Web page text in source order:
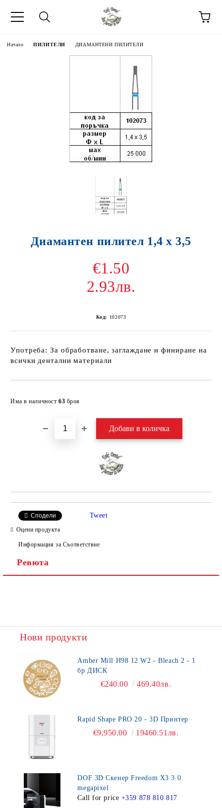
Начало ПИЛИТЕЛИ ДИАМАНТЕНИ ПИЛИТЕЛИ
Диамантен пилител 1,4 х 3,5
€1.50
2.93лв.
Код: 102073
Употреба: За обработване, заглаждане и финиране на
всички дентални материали
Има в наличност 63 броя
Сподели Tweet
Оцени продукта
Информация за Съответствие
Ревюта
Нови продукти
Amber Mill H98 12 W2 - Bleach 2 - 1
бр ДИСК
€240.00 469.40лв.
Rapid Shape PRO 20 - 3D Принтер
€9,950.00 19460.51лв.
DOF 3D Скенер Freedom X3 3.0
megapixel
Call for price +359 878 810 817